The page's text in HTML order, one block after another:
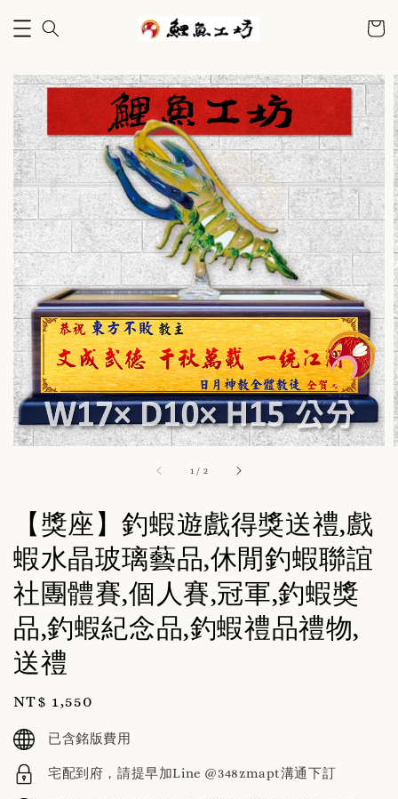
1 / 2
【獎座】釣蝦遊戲得獎送禮,戲
蝦水晶玻璃藝品,休閒釣蝦聯誼
社團體賽,個人賽,冠軍,釣蝦獎
品,釣蝦紀念品,釣蝦禮品禮物,
送禮
Regular
price
NT$ 1,550
已含銘版費用
宅配到府，請提早加Line @348zmapt溝通下訂